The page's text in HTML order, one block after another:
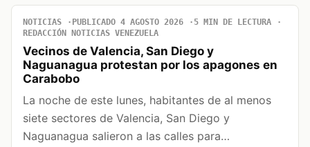
NOTICIAS PUBLICADO 4 AGOSTO 2026
5 MIN DE LECTURA
REDACCIÓN NOTICIAS VENEZUELA
Vecinos de Valencia, San Diego y
Naguanagua protestan por los apagones en
Carabobo
La noche de este lunes, habitantes de al menos
siete sectores de Valencia, San Diego y
Naguanagua salieron a las calles para…